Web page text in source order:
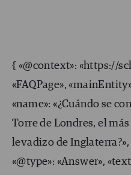
{ «@context»: «https://
«FAQPage»,
«name»: «¿Cuándo se
Torre de Londres, el
levadizo de Inglaterra?»,
«@type»: «Answer»,